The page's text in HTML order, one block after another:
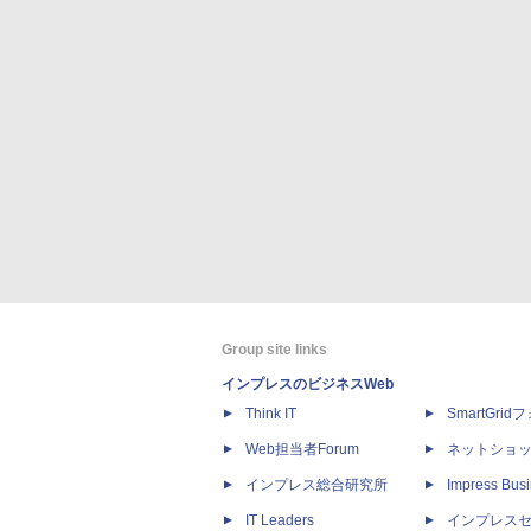
Group site links
インプレスのビジネスWeb
Think IT
Web担当者Forum
インプレス総合研究所
IT Leaders
SmartGridフ
ネットショ
Impress
インプレス